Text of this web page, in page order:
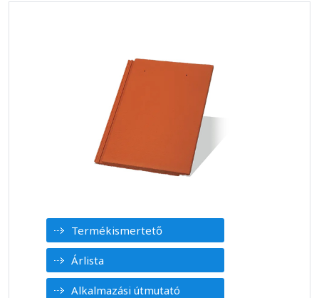
Termékismertető
Árlista
Alkalmazási útmutató